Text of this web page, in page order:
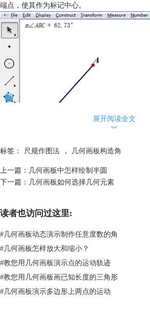
端点，使其作为标记中心。
展开阅读全文
︾
标签： 尺规作图法 ， 几何画板构造角
上一篇： 几何画板中怎样绘制半圆
下一篇： 几何画板如何选择几何元素
读者也访问过这里:
#几何画板动态演示制作任意度数的角
#几何画板怎样放大和缩小？
#教您用几何画板演示点的运动轨迹
#教您用几何画板画已知长度的三角形
#几何画板演示多边形上两点的运动